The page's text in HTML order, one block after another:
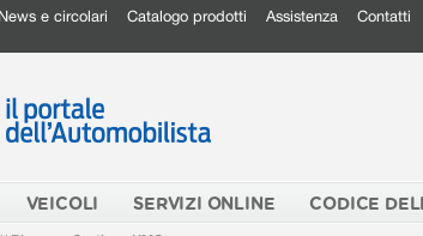
News e circolari Catalogo prodotti Assistenza Contatti
VEICOLI SERVIZI ONLINE CODICE